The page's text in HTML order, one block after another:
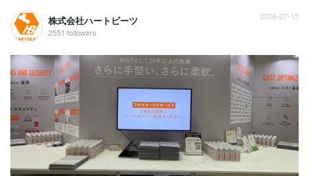
株式会社ハートビーツ
2551 followers
2026-07-15